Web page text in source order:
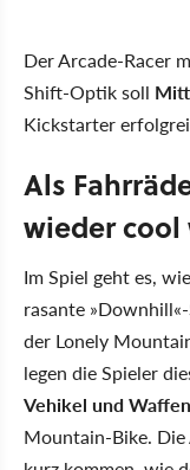
Der Arcade-Racer
Shift-Optik soll
Kickstarter
Als
wieder cool
Im Spiel geht es,
rasante
der Lonely
legen die Spieler
Vehikel und Waffen
Mountain-Bike.